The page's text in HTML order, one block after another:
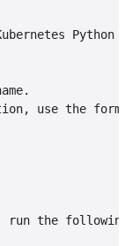
Python
use the format
the following